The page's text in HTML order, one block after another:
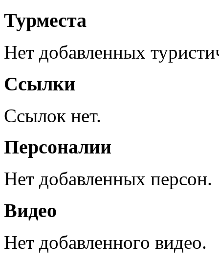
Турместа
Нет добавленных
Ссылки
Ссылок нет.
Персоналии
Нет добавленных персон.
Видео
Нет добавленного видео.